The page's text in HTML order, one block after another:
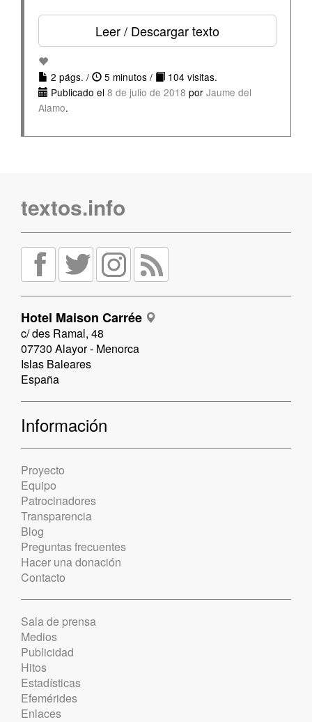
Leer / Descargar texto
2 págs. / 5 minutos /
104 visitas.
Publicado el 8 de julio de 2018 por Jaume del
Alamo.
textos.info
Hotel Maison Carrée
c/ des Ramal, 48
07730 Alayor - Menorca
Islas Baleares
España
Información
Proyecto
Equipo
Patrocinadores
Transparencia
Blog
Preguntas frecuentes
Hacer una donación
Contacto
Sala de prensa
Medios
Publicidad
Hitos
Estadísticas
Efemérides
Enlaces